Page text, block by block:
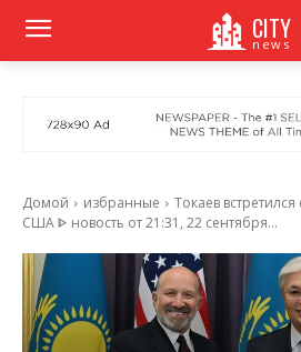
CITY
news
Домой избранные
Токаев
США ᐈ новость от 21:31, 22 сентября...